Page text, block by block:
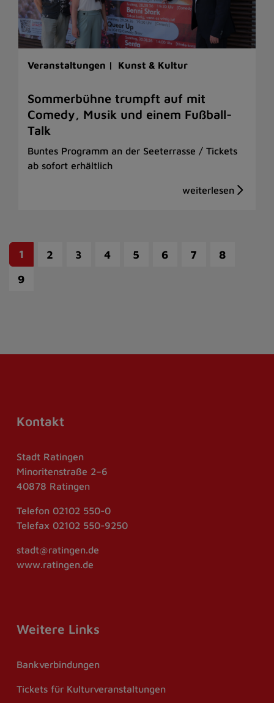
Veranstaltungen | Kunst & Kultur
Sommerbühne trumpft auf mit
Comedy, Musik und einem Fußball-
Talk
Buntes Programm an der Seeterrasse / Tickets
ab sofort erhältlich
1 2 3 4 5 6 7
8
9
Kontakt
Stadt Ratingen
Minoritenstraße 2–6
40878 Ratingen
Telefon 02102 550-0
Telefax 02102 550-9250
stadt@ratingen.de
www.ratingen.de
Weitere Links
Bankverbindungen
Tickets für Kulturveranstaltungen